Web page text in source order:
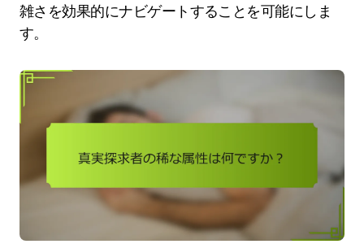
雑さを効果的にナビゲートすることを可能にしま
す。